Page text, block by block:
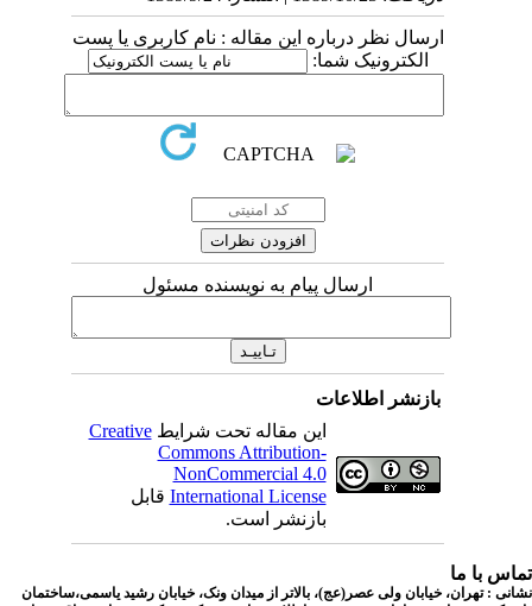
ارسال نظر درباره این مقاله : نام کاربری یا پست
الکترونیک شما:
ارسال پیام به نویسنده مسئول
بازنشر اطلاعات
این مقاله تحت شرایطCreative
Commons Attribution-
NonCommercial 4.0
International Licenseقابل
بازنشر است.
با ما
: تهران، خیابان ولی عصر(عج)، بالاتر از میدان ونک، خیابان رشید یاسمی،ساختمان